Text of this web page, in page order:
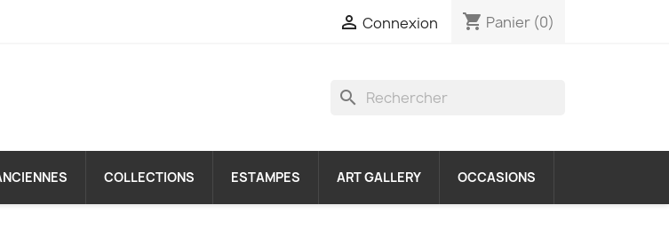
 Connexion shopping_cart Panier (0)
search
COLLECTIONS ESTAMPES ART GALLERY OCCASIONS